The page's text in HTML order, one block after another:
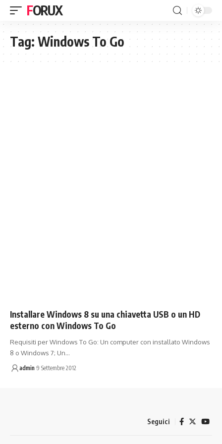
FORUX
Tag: Windows To Go
Installare Windows 8 su una chiavetta USB o un HD
esterno con Windows To Go
Requisiti per Windows To Go: Un computer con installato Windows
8 o Windows 7; Un…
admin 9 Settembre 2012
Seguici